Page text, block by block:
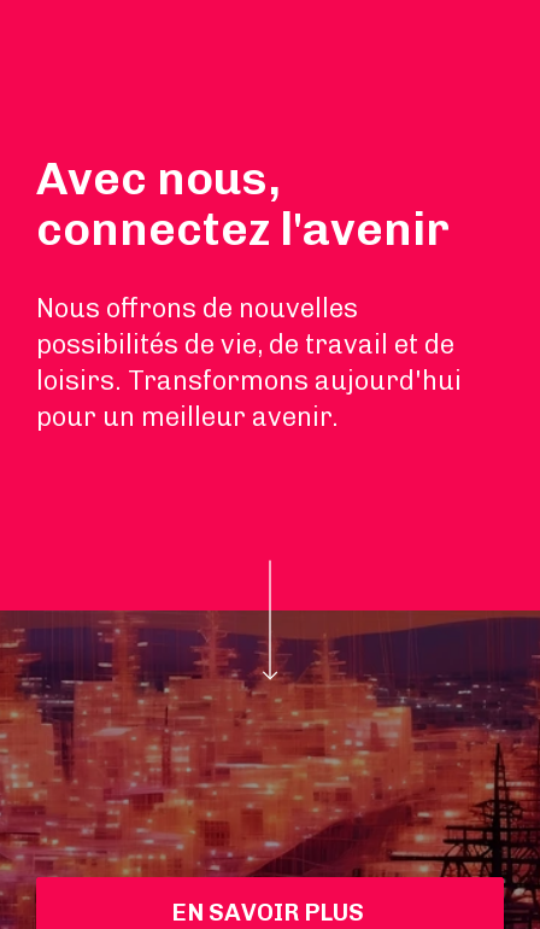
Avec nous,
connectez l'avenir
Nous offrons de nouvelles
possibilités de vie, de travail et de
loisirs. Transformons aujourd'hui
pour un meilleur avenir.
EN SAVOIR PLUS